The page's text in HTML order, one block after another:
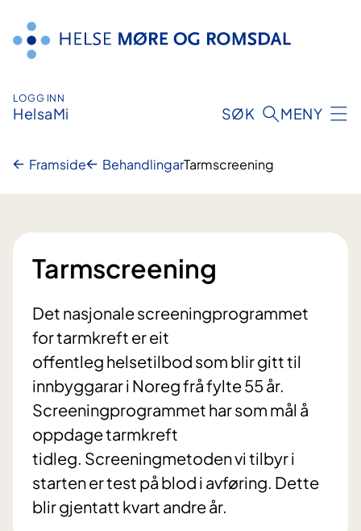
innhald
LOGG INN
HelsaMi SØK MENY
Framside BehandlingarTarmscreening
Tarmscreening
Det nasjonale screeningprogrammet
for tarmkreft er eit
offentleg helsetilbod som blir gitt til
innbyggarar i Noreg frå fylte 55 år.
Screeningprogrammet har som mål å
oppdage tarmkreft
tidleg. Screeningmetoden vi tilbyr i
starten er test på blod i avføring. Dette
blir gjentatt kvart andre år.